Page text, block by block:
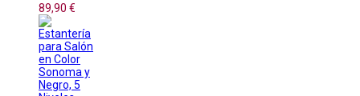
89,90 €